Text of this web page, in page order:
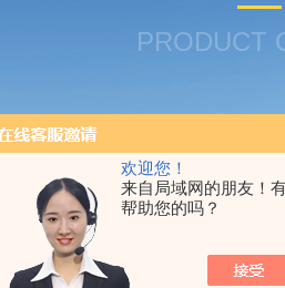
欢迎您！
来自局域网的朋友！
帮助您的吗？
PRODUCT